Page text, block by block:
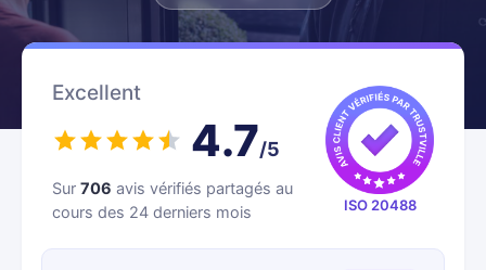
Excellent
4.7/5
Sur 706 avis vérifiés partagés au
cours des 24 derniers mois
ISO 20488